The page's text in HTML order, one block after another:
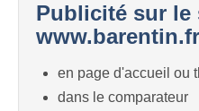
Publicité sur le
www.barentin.fr
en page d'accueil ou
dans le comparateur